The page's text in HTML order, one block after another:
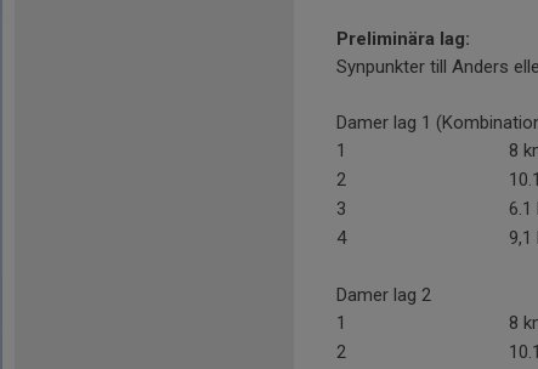
Preliminära lag:
Synpunkter till Anders
Damer lag 1
1
8
2
3
6.1
4
9,1
Damer lag 2
1
8
2